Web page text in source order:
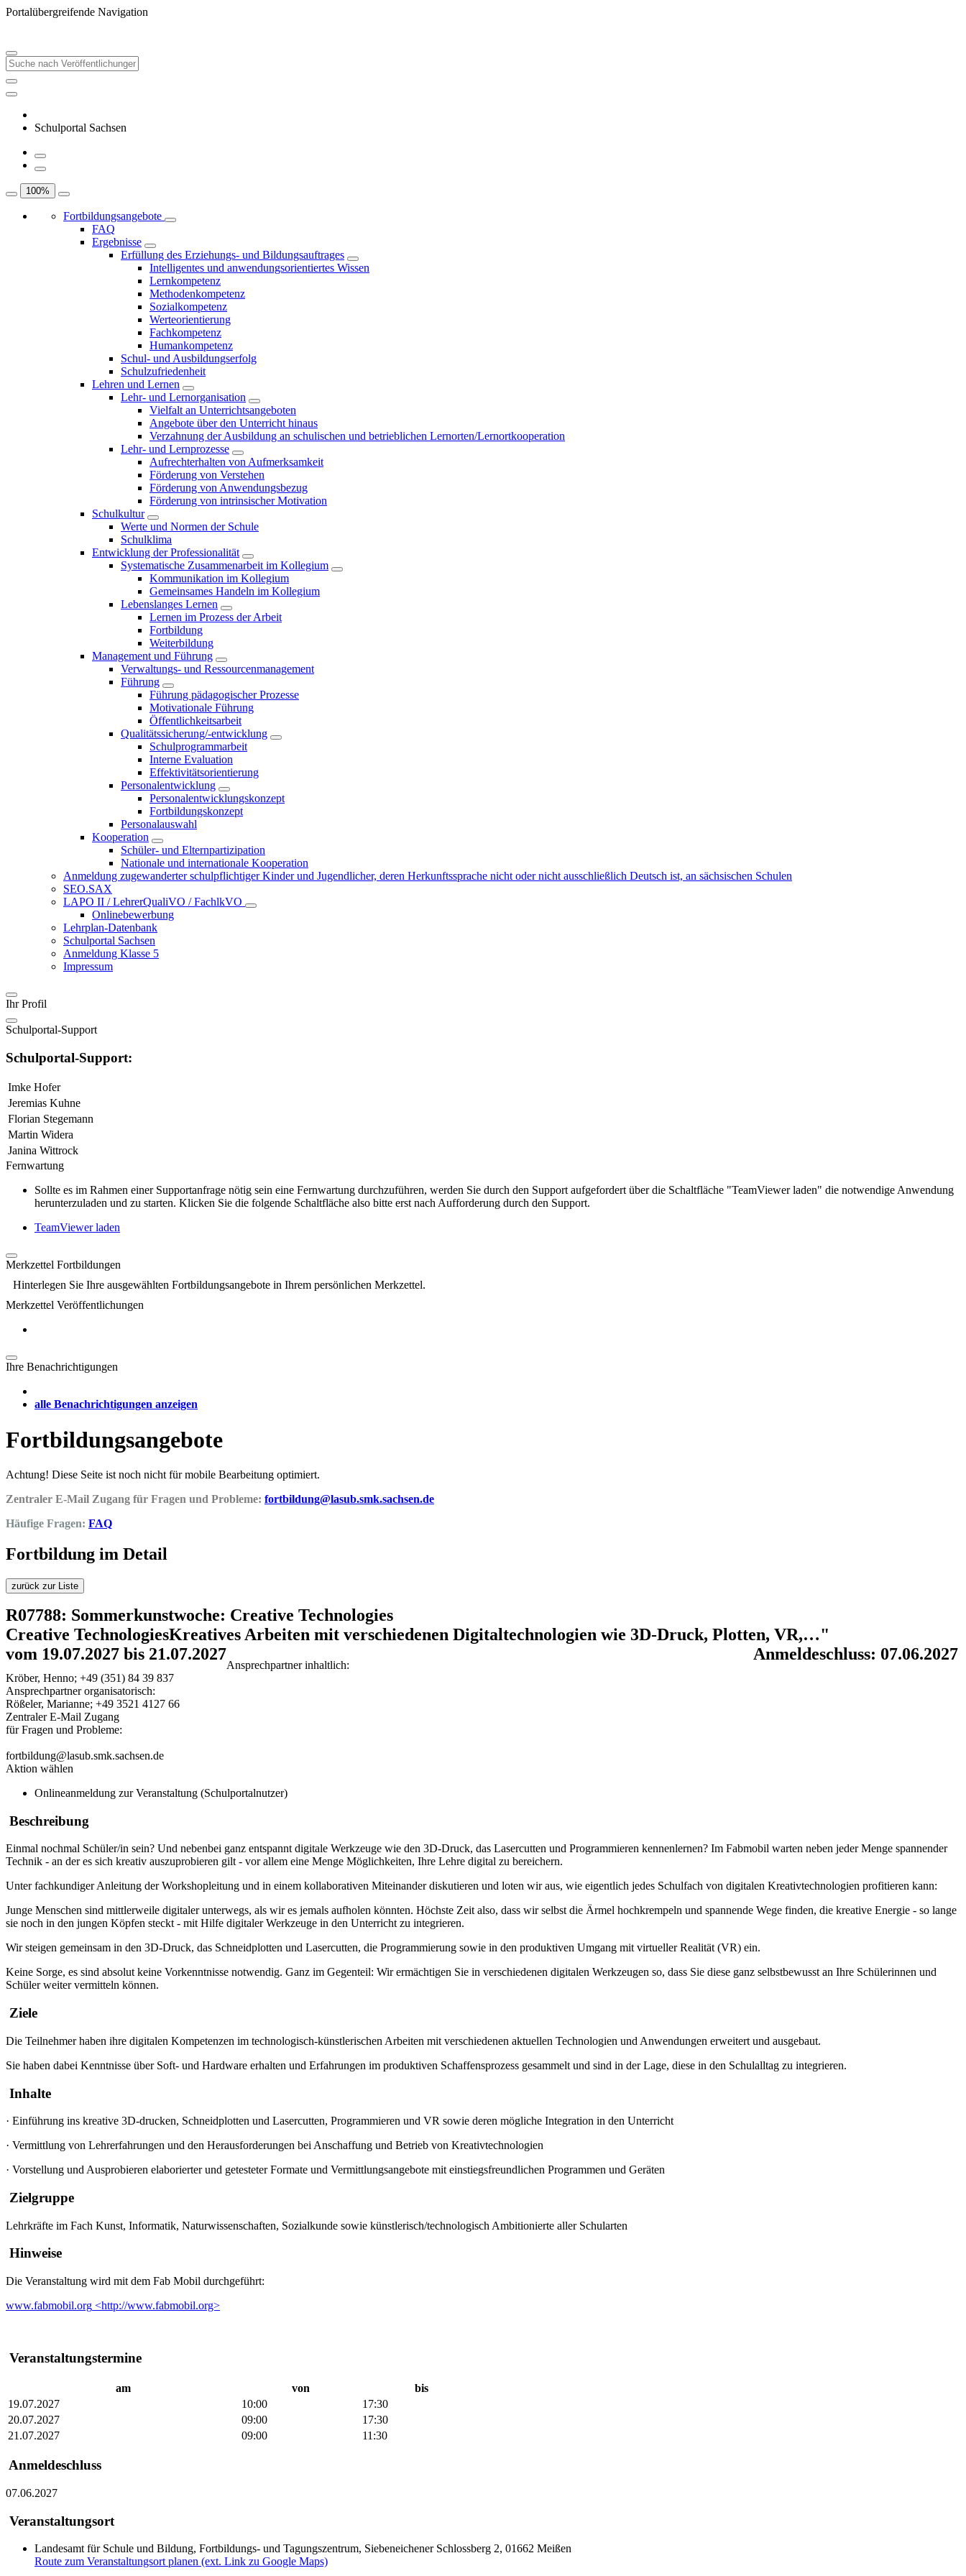
Portalübergreifende Navigation
Schulportal Sachsen
100%
Fortbildungsangebote
FAQ
Ergebnisse
Erfüllung des Erziehungs- und Bildungsauftrages
Intelligentes und anwendungsorientiertes Wissen
Lernkompetenz
Methodenkompetenz
Sozialkompetenz
Werteorientierung
Fachkompetenz
Humankompetenz
Schul- und Ausbildungserfolg
Schulzufriedenheit
Lehren und Lernen
Lehr- und Lernorganisation
Vielfalt an Unterrichtsangeboten
Angebote über den Unterricht hinaus
Verzahnung der Ausbildung an schulischen und betrieblichen Lernorten/Lernortkooperation
Lehr- und Lernprozesse
Aufrechterhalten von Aufmerksamkeit
Förderung von Verstehen
Förderung von Anwendungsbezug
Förderung von intrinsischer Motivation
Schulkultur
Werte und Normen der Schule
Schulklima
Entwicklung der Professionalität
Systematische Zusammenarbeit im Kollegium
Kommunikation im Kollegium
Gemeinsames Handeln im Kollegium
Lebenslanges Lernen
Lernen im Prozess der Arbeit
Fortbildung
Weiterbildung
Management und Führung
Verwaltungs- und Ressourcenmanagement
Führung
Führung pädagogischer Prozesse
Motivationale Führung
Öffentlichkeitsarbeit
Qualitätssicherung/-entwicklung
Schulprogrammarbeit
Interne Evaluation
Effektivitätsorientierung
Personalentwicklung
Personalentwicklungskonzept
Fortbildungskonzept
Personalauswahl
Kooperation
Schüler- und Elternpartizipation
Nationale und internationale Kooperation
Anmeldung zugewanderter schulpflichtiger Kinder und Jugendlicher, deren Herkunftssprache nicht oder nicht ausschließlich Deutsch ist, an sächsischen Schulen
SEO.SAX
LAPO II / LehrerQualiVO / FachlkVO
Onlinebewerbung
Lehrplan-Datenbank
Schulportal Sachsen
Anmeldung Klasse 5
Impressum
Ihr Profil
Schulportal-Support
Schulportal-Support:
Imke Hofer
Jeremias Kuhne
Florian Stegemann
Martin Widera
Janina Wittrock
Fernwartung
Sollte es im Rahmen einer Supportanfrage nötig sein eine Fernwartung durchzuführen, werden Sie durch den Support aufgefordert über die Schaltfläche "TeamViewer laden" die notwendige Anwendung
herunterzuladen und zu starten. Klicken Sie die folgende Schaltfläche also bitte erst nach Aufforderung durch den Support.
TeamViewer laden
Merkzettel Fortbildungen
Hinterlegen Sie Ihre ausgewählten Fortbildungsangebote in Ihrem persönlichen Merkzettel.
Merkzettel Veröffentlichungen
Ihre Benachrichtigungen
alle Benachrichtigungen anzeigen
Fortbildungsangebote
Achtung! Diese Seite ist noch nicht für mobile Bearbeitung optimiert.
Zentraler E-Mail Zugang für Fragen und Probleme: fortbildung@lasub.smk.sachsen.de
Häufige Fragen: FAQ
Fortbildung im Detail
zurück zur Liste
R07788: Sommerkunstwoche: Creative Technologies
Creative TechnologiesKreatives Arbeiten mit verschiedenen Digitaltechnologien wie 3D-Druck, Plotten, VR,…"
vom 19.07.2027 bis 21.07.2027
Anmeldeschluss: 07.06.2027
Ansprechpartner inhaltlich:
Kröber, Henno; +49 (351) 84 39 837
Ansprechpartner organisatorisch:
Rößeler, Marianne; +49 3521 4127 66
Zentraler E-Mail Zugang
für Fragen und Probleme:
fortbildung@lasub.smk.sachsen.de
Aktion wählen
Onlineanmeldung zur Veranstaltung (Schulportalnutzer)
Beschreibung
Einmal nochmal Schüler/in sein? Und nebenbei ganz entspannt digitale Werkzeuge wie den 3D-Druck, das Lasercutten und Programmieren kennenlernen? Im Fabmobil warten neben jeder Menge spannender
Technik - an der es sich kreativ auszuprobieren gilt - vor allem eine Menge Möglichkeiten, Ihre Lehre digital zu bereichern.
Unter fachkundiger Anleitung der Workshopleitung und in einem kollaborativen Miteinander diskutieren und loten wir aus, wie eigentlich jedes Schulfach von digitalen Kreativtechnologien profitieren kann:
Junge Menschen sind mittlerweile digitaler unterwegs, als wir es jemals aufholen könnten. Höchste Zeit also, dass wir selbst die Ärmel hochkrempeln und spannende Wege finden, die kreative Energie - so lange
sie noch in den jungen Köpfen steckt - mit Hilfe digitaler Werkzeuge in den Unterricht zu integrieren.
Wir steigen gemeinsam in den 3D-Druck, das Schneidplotten und Lasercutten, die Programmierung sowie in den produktiven Umgang mit virtueller Realität (VR) ein.
Keine Sorge, es sind absolut keine Vorkenntnisse notwendig. Ganz im Gegenteil: Wir ermächtigen Sie in verschiedenen digitalen Werkzeugen so, dass Sie diese ganz selbstbewusst an Ihre Schülerinnen und
Schüler weiter vermitteln können.
Ziele
Die Teilnehmer haben ihre digitalen Kompetenzen im technologisch-künstlerischen Arbeiten mit verschiedenen aktuellen Technologien und Anwendungen erweitert und ausgebaut.
Sie haben dabei Kenntnisse über Soft- und Hardware erhalten und Erfahrungen im produktiven Schaffensprozess gesammelt und sind in der Lage, diese in den Schulalltag zu integrieren.
Inhalte
· Einführung ins kreative 3D-drucken, Schneidplotten und Lasercutten, Programmieren und VR sowie deren mögliche Integration in den Unterricht
· Vermittlung von Lehrerfahrungen und den Herausforderungen bei Anschaffung und Betrieb von Kreativtechnologien
· Vorstellung und Ausprobieren elaborierter und getesteter Formate und Vermittlungsangebote mit einstiegsfreundlichen Programmen und Geräten
Zielgruppe
Lehrkräfte im Fach Kunst, Informatik, Naturwissenschaften, Sozialkunde sowie künstlerisch/technologisch Ambitionierte aller Schularten
Hinweise
Die Veranstaltung wird mit dem Fab Mobil durchgeführt:
www.fabmobil.org <http://www.fabmobil.org>
Veranstaltungstermine
am von
bis
19.07.2027
10:00
17:30
20.07.2027
09:00
17:30
21.07.2027
09:00 11:30
Anmeldeschluss
07.06.2027
Veranstaltungsort
Landesamt für Schule und Bildung, Fortbildungs- und Tagungszentrum, Siebeneichener Schlossberg 2, 01662 Meißen
Route zum Veranstaltungsort planen (ext. Link zu Google Maps)